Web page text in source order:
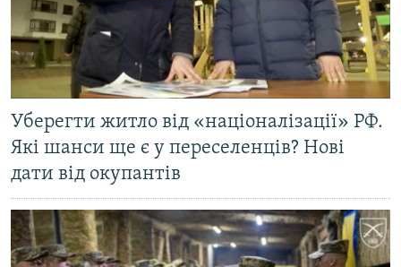
Уберегти житло від «націоналізації» РФ.
Які шанси ще є у переселенців? Нові
дати від окупантів